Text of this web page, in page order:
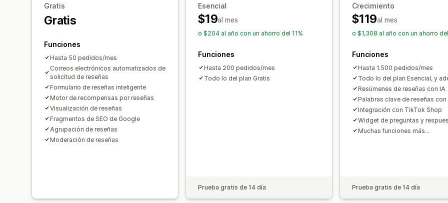
Promociones
Migración de reseñas Sindicación de
Solicitudes personalizadas
Gratis
Gratis
Funciones
Hasta 50 pedidos/mes
Correos electrónicos automatizados de
solicitud de reseñas
Formulario de reseñas inteligente
Motor de recompensas por reseñas
Visualización de reseñas
Fragmentos de SEO de Google
Agrupación de reseñas
Moderación de reseñas
Esencial
$19al mes
o $204 al año con un ahorro del 11%
Funciones
Hasta 200 pedidos/mes
Todo lo del plan Gratis
Prueba gratis de 14 día
Crecimiento
$119al mes
o $1,308 al año con un ahorro
Funciones
Hasta 1.500 pedidos/mes
Todo lo del plan Esencial, y
Resúmenes de reseñas con IA
Palabras clave de reseñas con
Integración con TikTok Shop
Widget de preguntas y
Muchas funciones más...
Prueba gratis de 14 día